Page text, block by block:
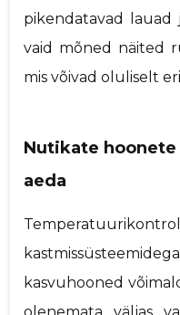
pikendatavad
vaid mõned näited
mis võivad oluliselt
Nutikate
aeda
kasvuhooned
olenemata väljas